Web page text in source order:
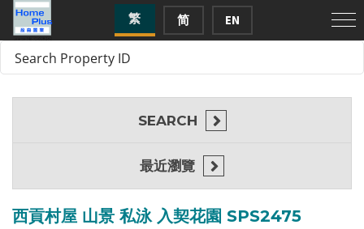
繁 简 EN
西貢村屋 山景 私泳 入契花園 SPS2475
SEARCH
最近瀏覽